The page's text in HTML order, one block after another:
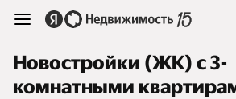
Новостройки (ЖК) с 3-
комнатными